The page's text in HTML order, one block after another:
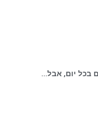
בכל יום, אבל…